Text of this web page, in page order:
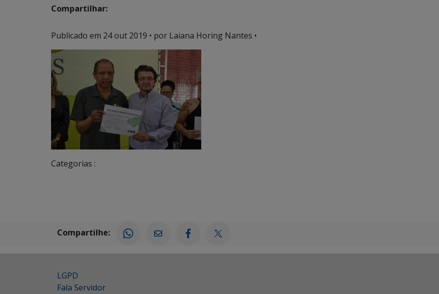
Compartilhar:
Publicado em 24 out 2019 • por Laiana Horing Nantes •
Categorias :
Compartilhe:
LGPD
Fala Servidor